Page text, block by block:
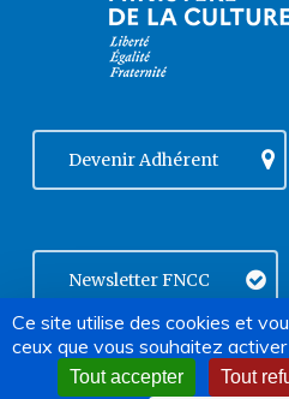
Devenir Adhérent
Newsletter FNCC
Ce site utilise des cookies et
ceux que vous souhaitez activer
Tout accepter Tout